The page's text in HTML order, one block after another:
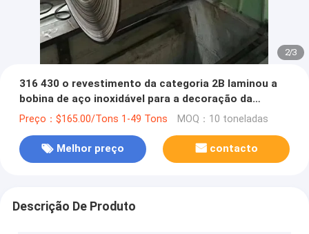
2/3
316 430 o revestimento da categoria 2B laminou a
bobina de aço inoxidável para a decoração da
mobília
Preço：$165.00/Tons 1-49 Tons MOQ：10 toneladas
Melhor preço contacto
Descrição De Produto